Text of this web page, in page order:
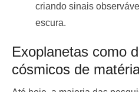
criando sinais
escura.
Exoplanetas como
cósmicos de